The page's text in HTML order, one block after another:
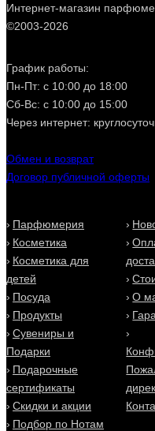
Интернет-магазин
©2003-2026
График работы:
Пн-Пт: с 10:00 до 18:00
Сб-Вс: с 10:00 до 15:00
Через интернет:
Обмен и возврат
Договор публичной оферты
Парфюмерия
Косметика
Косметика для
детей
Посуда
Продукты
Сувениры и
Подарки
Подарочные
сертификаты
Скидки и акции
Подбор по Нотам
О